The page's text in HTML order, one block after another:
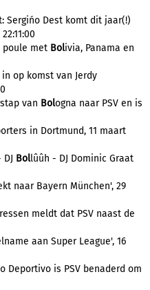
Sergińo Dest komt dit jaar(!)
poule met Bolivia, Panama en
op komst van Jerdy
van Bologna naar PSV en is
in Dortmund, 11 maart
Bollûûh - DJ Dominic Graat
naar Bayern München', 29
meldt dat PSV naast de
aan Super League', 16
Deportivo is PSV benaderd om